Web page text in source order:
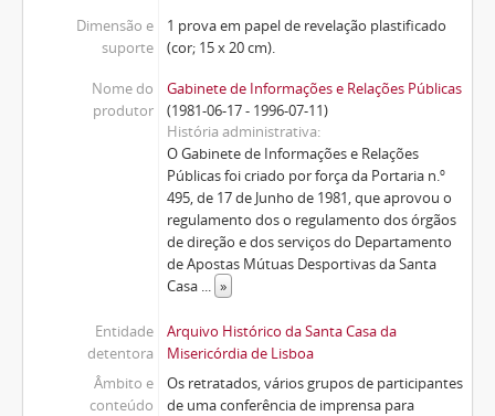
Dimensão e
suporte
1 prova em papel de revelação plastificado
(cor; 15 x 20 cm).
Nome do
produtor
Gabinete de Informações e Relações Públicas
(1981-06-17 - 1996-07-11)
História administrativa
O Gabinete de Informações e Relações
Públicas foi criado por força da Portaria n.º
495, de 17 de Junho de 1981, que aprovou o
regulamento dos o regulamento dos órgãos
de direção e dos serviços do Departamento
de Apostas Mútuas Desportivas da Santa
Casa ... »
Entidade
detentora
Arquivo Histórico da Santa Casa da
Misericórdia de Lisboa
Âmbito e
conteúdo
Os retratados, vários grupos de participantes
de uma conferência de imprensa para